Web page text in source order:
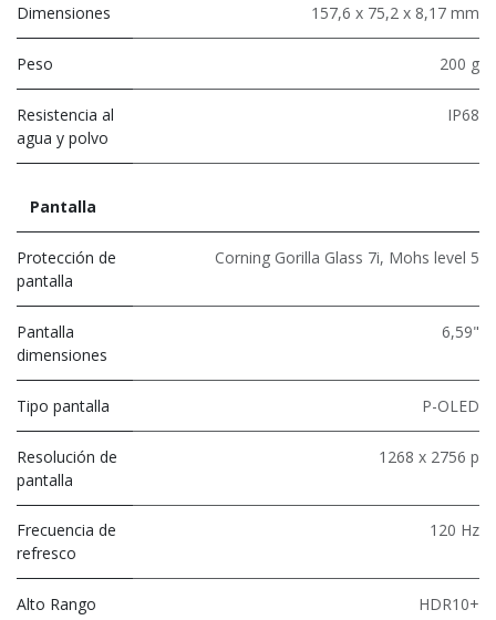
Dimensiones 157,6 x 75,2 x 8,17 mm
Peso 200 g
Resistencia al
agua y polvo
IP68
Pantalla
Protección de
pantalla
Corning Gorilla Glass 7i, Mohs level 5
Pantalla
dimensiones
6,59"
Tipo pantalla P-OLED
Resolución de
pantalla
1268 x 2756 p
Frecuencia de
refresco
120 Hz
Alto Rango
HDR10+